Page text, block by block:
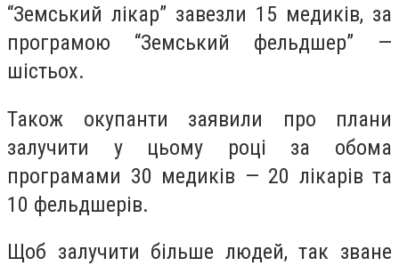
“Земський лікар” завезли 15 медиків, за
програмою “Земський фельдшер” —
шістьох.
Також окупанти заявили про плани
залучити у цьому році за обома
програмами 30 медиків — 20 лікарів та
10 фельдшерів.
Щоб залучити більше людей, так зване